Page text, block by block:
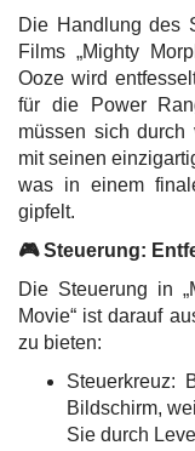
Die Handlung des
Films „Mighty
Ooze wird
für die Power
müssen sich durch
mit seinen
was in einem
gipfelt.
🎮 Steuerung:
Die Steuerung in
Movie“ ist darauf
zu bieten:
Steuerkreuz:
Bildschirm,
Sie durch